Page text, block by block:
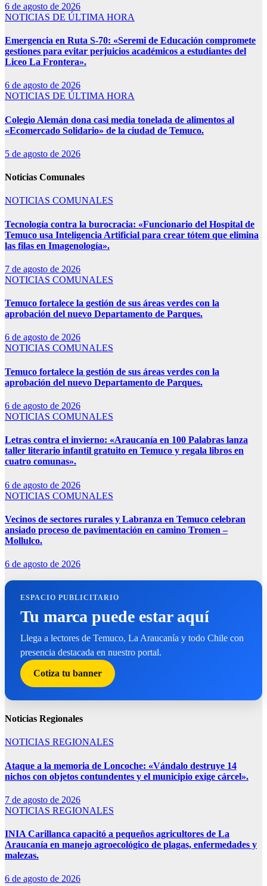
6 de agosto de 2026
NOTICIAS DE ÚLTIMA HORA
Emergencia en Ruta S-70: «Seremi de Educación compromete
gestiones para evitar perjuicios académicos a estudiantes del
Liceo La Frontera».
6 de agosto de 2026
NOTICIAS DE ÚLTIMA HORA
Colegio Alemán dona casi media tonelada de alimentos al
«Ecomercado Solidario» de la ciudad de Temuco.
5 de agosto de 2026
Noticias Comunales
NOTICIAS COMUNALES
Tecnología contra la burocracia: «Funcionario del Hospital de
Temuco usa Inteligencia Artificial para crear tótem que elimina
las filas en Imagenología».
7 de agosto de 2026
NOTICIAS COMUNALES
Temuco fortalece la gestión de sus áreas verdes con la
aprobación del nuevo Departamento de Parques.
6 de agosto de 2026
NOTICIAS COMUNALES
Temuco fortalece la gestión de sus áreas verdes con la
aprobación del nuevo Departamento de Parques.
6 de agosto de 2026
NOTICIAS COMUNALES
Letras contra el invierno: «Araucanía en 100 Palabras lanza
taller literario infantil gratuito en Temuco y regala libros en
cuatro comunas».
6 de agosto de 2026
NOTICIAS COMUNALES
Vecinos de sectores rurales y Labranza en Temuco celebran
ansiado proceso de pavimentación en camino Tromen –
Mollulco.
6 de agosto de 2026
ESPACIO PUBLICITARIO
Tu marca puede estar aquí
Llega a lectores de Temuco, La Araucanía y todo Chile con
presencia destacada en nuestro portal.
Cotiza tu banner
Noticias Regionales
NOTICIAS REGIONALES
Ataque a la memoria de Loncoche: «Vándalo destruye 14
nichos con objetos contundentes y el municipio exige cárcel».
7 de agosto de 2026
NOTICIAS REGIONALES
INIA Carillanca capacitó a pequeños agricultores de La
Araucanía en manejo agroecológico de plagas, enfermedades y
malezas.
6 de agosto de 2026